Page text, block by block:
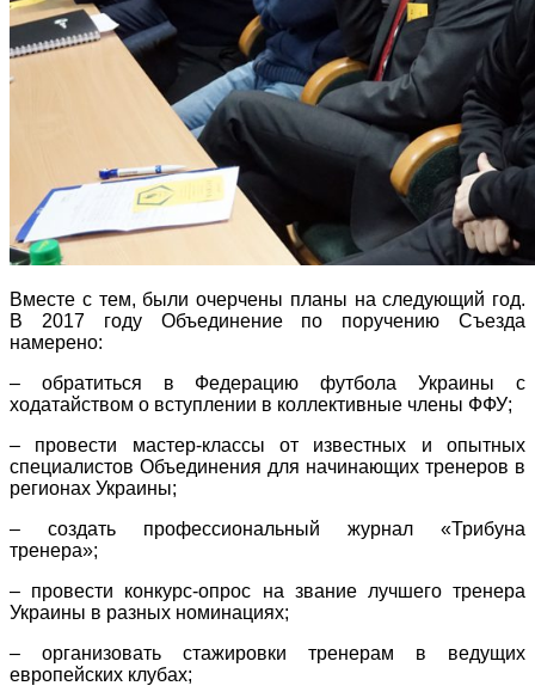
Вместе с тем, были очерчены планы на следующий год.
В 2017 году Объединение по поручению Съезда
намерено:
– обратиться в Федерацию футбола Украины с
ходатайством о вступлении в коллективные члены ФФУ;
– провести мастер-классы от известных и опытных
специалистов Объединения для начинающих тренеров в
регионах Украины;
– создать профессиональный журнал «Трибуна
тренера»;
– провести конкурс-опрос на звание лучшего тренера
Украины в разных номинациях;
– организовать стажировки тренерам в ведущих
европейских клубах;